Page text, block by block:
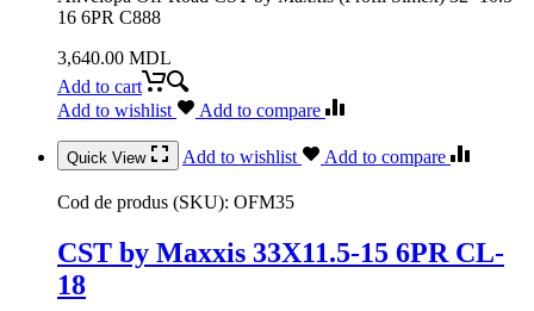
16 6PR C888
3,640.00 MDL
Add to cart
Add to wishlist
Add to compare
Quick View Add to wishlist Add to compare
Cod de produs (SKU): OFM35
CST by Maxxis 33X11.5-15 6PR CL-
18